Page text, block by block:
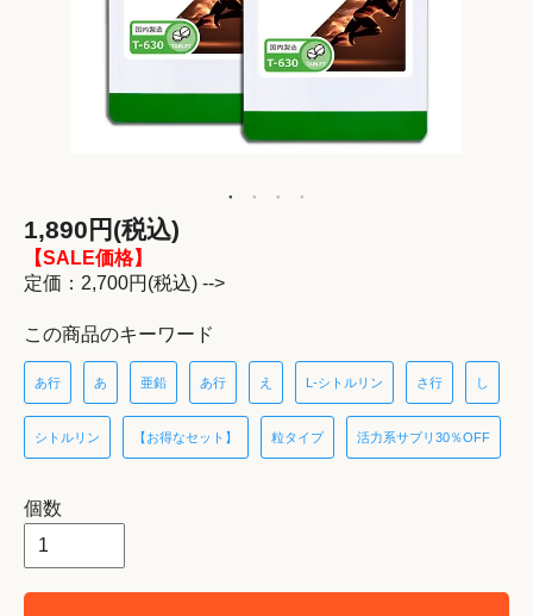
1,890円(税込)
【SALE価格】
定価：2,700円(税込) -->
この商品のキーワード
あ行 あ 亜鉛 あ行 え L-シトルリン さ行 し
シトルリン 【お得なセット】 粒タイプ 活力系サプリ30％OFF
個数